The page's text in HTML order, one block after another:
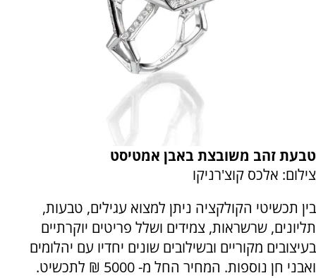
טבעת זהב משובצת באבן אמטיסט
צילום: אלכס קוצ'רניקו
בין תכשיטי הקולקציה ניתן למצוא עגילים, טבעות,
תליונים, שרשראות, צמידים ושלל פריטים יוקרתיים
בעיצובים מקוריים ובשילובים שונים יחדיו עם יהלומים
ואבני חן נוספות. המחיר החל מ- 5000 ₪ לתכשיט.